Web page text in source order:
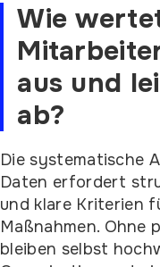
Wie
aus und
ab?
Die systematische
Daten erfordert
und klare Kriterien
Maßnahmen. Ohne
bleiben selbst